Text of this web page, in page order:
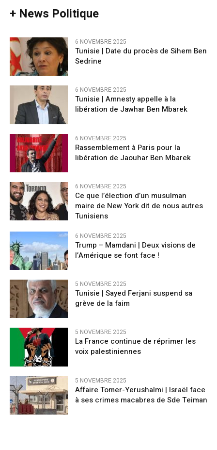
+ News Politique
6 NOVEMBRE 2025
Tunisie | Date du procès de Sihem Ben
Sedrine
6 NOVEMBRE 2025
Tunisie | Amnesty appelle à la
libération de Jawhar Ben Mbarek
6 NOVEMBRE 2025
Rassemblement à Paris pour la
libération de Jaouhar Ben Mbarek
6 NOVEMBRE 2025
Ce que l’élection d’un musulman
maire de New York dit de nous autres
Tunisiens
6 NOVEMBRE 2025
Trump – Mamdani | Deux visions de
l’Amérique se font face !
5 NOVEMBRE 2025
Tunisie | Sayed Ferjani suspend sa
grève de la faim
5 NOVEMBRE 2025
La France continue de réprimer les
voix palestiniennes
5 NOVEMBRE 2025
Affaire Tomer-Yerushalmi | Israël face
à ses crimes macabres de Sde Teiman